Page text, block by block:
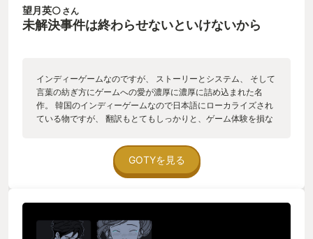
証言が疑わしく見えますが、嘘によってどこかで矛盾が生まれ
るのも事実。 ほかの証言と照らし合わせながら丁寧に紐解いて
いけば、何が嘘なのか、なぜ嘘をついたのかが見えてくるはず
ンディングを見届けたときは、登場人物全員の幸せを願うほか
ありませんでした。 すでにプレイ済みの方のなかには、これで
何が解決するんだよと思う人もいるかもしれません。 しかし、
人との関わり方でいつも正解を出せるとは限らないでしょう。
それでも人に寄り添おうとする姿勢が尊いのだ、それがこのゲ
えば、誰かを思っての行動で上手くいったりいかなかったり、
そのどちらかもわからないような経験がたくさんありました。
なかなか帰ってこない妹が心配で、頻繁に電話をかけすぎて怒
いかけたとか。 ライブで取れすぎた銀テープを近くの見ず知ら
ずのおじさんに譲ったとか。 まったく英会話できないのに、旅
先で道を聞いてきた外国人に身振り手振りを駆使してなんとか
望月英🌕さん
未解決事件は終わらせないといけないから
インディーゲームなのですが、 ストーリーとシステム、 そして
言葉の紡ぎ方にゲームへの愛が濃厚に濃厚に詰め込まれた名
作。 韓国のインディーゲームなので日本語にローカライズされ
ている物ですが、 翻訳もとてもしっかりと、ゲーム体験を損な
ほどで終わるゲームですが、 値段も安いのでむしろかなりリッ
チな気持ちになれます。 本気でオススメ。
GOTYを見る